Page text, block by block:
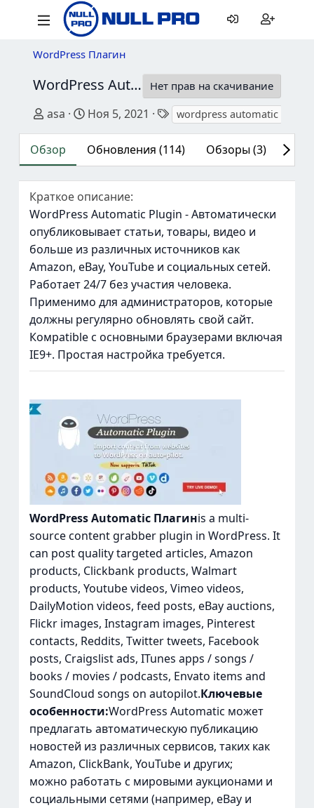
WordPress Плагин
WordPress Automatic Плагин 3.136.2
Нет прав на скачивание
Автор
asa Дата создания
Ноя 5, 2021 Теги
wordpress automatic
Обзор Обновления (114) Обзоры (3)
Краткое описание
WordPress Automatic Plugin - Автоматически
опубликовывает статьи, товары, видео и
больше из различных источников как
Amazon, eBay, YouTube и социальных сетей.
Работает 24/7 без участия человека.
Применимо для администраторов, которые
должны регулярно обновлять свой сайт.
Комpatible с основными браузерами включая
IE9+. Простая настройка требуется.
WordPress Automatic Плагинis a multi-
source content grabber plugin in WordPress. It
can post quality targeted articles, Amazon
products, Clickbank products, Walmart
products, Youtube videos, Vimeo videos,
DailyMotion videos, feed posts, eBay auctions,
Flickr images, Instagram images, Pinterest
contacts, Reddits, Twitter tweets, Facebook
posts, Craigslist ads, ITunes apps / songs /
books / movies / podcasts, Envato items and
SoundCloud songs on autopilot.Ключевые
особенности:WordPress Automatic может
предлагать автоматическую публикацию
новостей из различных сервисов, таких как
Amazon, ClickBank, YouTube и других;
можно работать с мировыми аукционами и
социальными сетями (например, eBay и